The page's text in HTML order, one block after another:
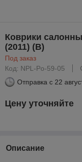
Коврики
(2011) (B)
Под заказ
Код: NPL-Po-59-05
Отправка с 22
Цену уточняйте
Описание